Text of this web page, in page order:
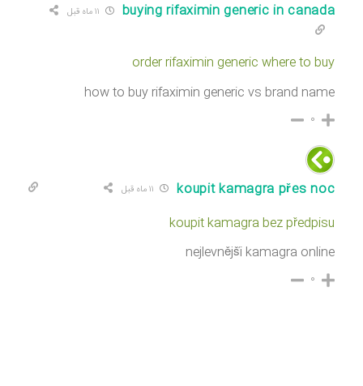
buying rifaximin generic in canada
order rifaximin generic where to buy
how to buy rifaximin generic vs brand name
۰
koupit kamagra přes noc
koupit kamagra bez předpisu
nejlevnější kamagra online
۰